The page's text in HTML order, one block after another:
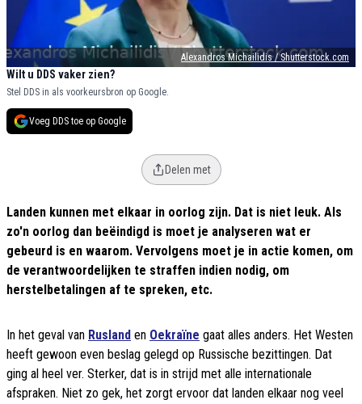
Alexandros Michailidis / Shutterstock.com
Wilt u DDS vaker zien?
Stel DDS in als voorkeursbron op Google.
Voeg DDS toe op Google
Delen met
Landen kunnen met elkaar in oorlog zijn. Dat is niet leuk. Als
zo'n oorlog dan beëindigd is moet je analyseren wat er
gebeurd is en waarom. Vervolgens moet je in actie komen, om
de verantwoordelijken te straffen indien nodig, om
herstelbetalingen af te spreken, etc.
In het geval van Rusland en Oekraïne gaat alles anders. Het Westen
heeft gewoon even beslag gelegd op Russische bezittingen. Dat
ging al heel ver. Sterker, dat is in strijd met alle internationale
afspraken. Niet zo gek, het zorgt ervoor dat landen elkaar nog veel